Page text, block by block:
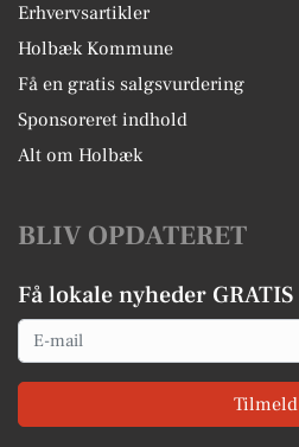
Erhvervsartikler
Holbæk Kommune
Få en gratis salgsvurdering
Sponsoreret indhold
Alt om Holbæk
BLIV OPDATERET
Få lokale nyheder GRATIS
Email
Tilmeld